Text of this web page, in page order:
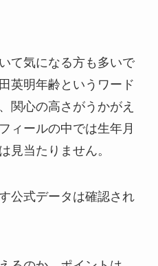
て気になる方も多いで
英明年齢というワード
関心の高さがうかがえ
ィールの中では生年月
見当たりません。
公式データは確認され